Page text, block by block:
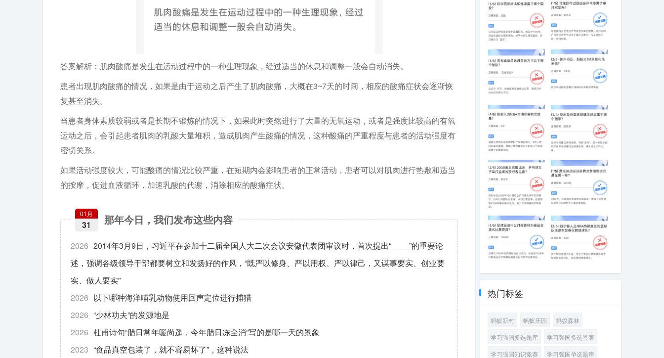
答案解析：肌肉酸痛是发生在运动过程中的一种生理现象，经过适当的休息和调整一般会自动消失。
患者出现肌肉酸痛的情况，如果是由于运动之后产生了肌肉酸痛，大概在3~7天的时间，相应的酸痛症状会逐渐恢
复甚至消失。
当患者身体素质较弱或者是长期不锻炼的情况下，如果此时突然进行了大量的无氧运动，或者是强度比较高的有氧
运动之后，会引起患者肌肉的乳酸大量堆积，造成肌肉产生酸痛的情况，这种酸痛的严重程度与患者的活动强度有
密切关系。
如果活动强度较大，可能酸痛的情况比较严重，在短期内会影响患者的正常活动，患者可以对肌肉进行热敷和适当
的按摩，促进血液循环，加速乳酸的代谢，消除相应的酸痛症状。
那年今日，我们发布这些内容
01月
31
2026 2014年3月9日，习近平在参加十二届全国人大二次会议安徽代表团审议时，首次提出“____”的重要论
述，强调各级领导干部都要树立和发扬好的作风，“既严以修身、严以用权、严以律己，又谋事要实、创业要
实、做人要实”
2026 以下哪种海洋哺乳动物使用回声定位进行捕猎
2026 “少林功夫”的发源地是
2026 杜甫诗句“腊日常年暖尚遥，今年腊日冻全消”写的是哪一天的景象
2023 “食品真空包装了，就不容易坏了”，这种说法
切尔西足球俱乐
部隶属于哪个国
家
马龙获得过亚运
会乒乓球男子单
打冠军吗
著名运动员乔丹
曾效力于以下哪
个球队
跳水项目，跳板
分为1米板和几米
板
姚明入选NBA全
明星赛的次数是
皇家马德里足球
俱乐部隶属于哪
个国家
2008年北京奥运
会，乒乓球女子
单打金牌的获得
者是谁
游泳运动员汪顺
首次参加奥运会
是在哪一年
热门标签
蚂蚁新村 蚂蚁庄园
蚂蚁森林
学习强国多选题库
学习强国多选答案
学习强国知识竞赛
学习强国单选题库